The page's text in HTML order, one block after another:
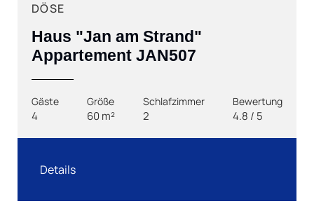
DÖSE
Haus "Jan am Strand"
Appartement JAN507
Gäste
4
Größe
60 m²
Schlafzimmer
2
Bewertung
4.8 / 5
Details